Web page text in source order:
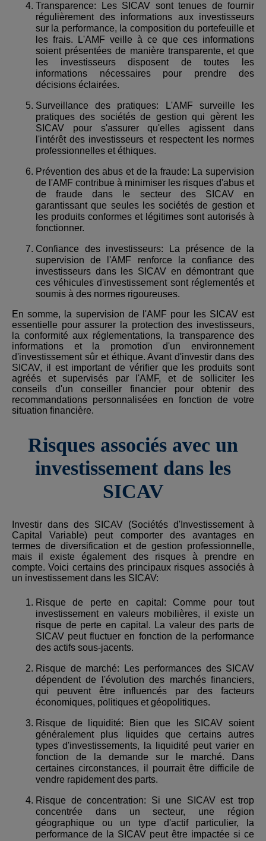
Transparence: Les SICAV sont tenues de fournir
régulièrement des informations aux investisseurs
sur la performance, la composition du portefeuille et
les frais. L'AMF veille à ce que ces informations
soient présentées de manière transparente, et que
les investisseurs disposent de toutes les
informations nécessaires pour prendre des
décisions éclairées.
Surveillance des pratiques: L'AMF surveille les
pratiques des sociétés de gestion qui gèrent les
SICAV pour s'assurer qu'elles agissent dans
l'intérêt des investisseurs et respectent les normes
professionnelles et éthiques.
Prévention des abus et de la fraude: La supervision
de l'AMF contribue à minimiser les risques d'abus et
de fraude dans le secteur des SICAV en
garantissant que seules les sociétés de gestion et
les produits conformes et légitimes sont autorisés à
fonctionner.
Confiance des investisseurs: La présence de la
supervision de l'AMF renforce la confiance des
investisseurs dans les SICAV en démontrant que
ces véhicules d'investissement sont réglementés et
soumis à des normes rigoureuses.
En somme, la supervision de l'AMF pour les SICAV est
essentielle pour assurer la protection des investisseurs,
la conformité aux réglementations, la transparence des
informations et la promotion d'un environnement
d'investissement sûr et éthique. Avant d'investir dans des
SICAV, il est important de vérifier que les produits sont
agréés et supervisés par l'AMF, et de solliciter les
conseils d'un conseiller financier pour obtenir des
recommandations personnalisées en fonction de votre
situation financière.
Risques associés avec un
investissement dans les
SICAV
Investir dans des SICAV (Sociétés d'Investissement à
Capital Variable) peut comporter des avantages en
termes de diversification et de gestion professionnelle,
mais il existe également des risques à prendre en
compte. Voici certains des principaux risques associés à
un investissement dans les SICAV:
Risque de perte en capital: Comme pour tout
investissement en valeurs mobilières, il existe un
risque de perte en capital. La valeur des parts de
SICAV peut fluctuer en fonction de la performance
des actifs sous-jacents.
Risque de marché: Les performances des SICAV
dépendent de l'évolution des marchés financiers,
qui peuvent être influencés par des facteurs
économiques, politiques et géopolitiques.
Risque de liquidité: Bien que les SICAV soient
généralement plus liquides que certains autres
types d'investissements, la liquidité peut varier en
fonction de la demande sur le marché. Dans
certaines circonstances, il pourrait être difficile de
vendre rapidement des parts.
Risque de concentration: Si une SICAV est trop
concentrée dans un secteur, une région
géographique ou un type d'actif particulier, la
performance de la SICAV peut être impactée si ce